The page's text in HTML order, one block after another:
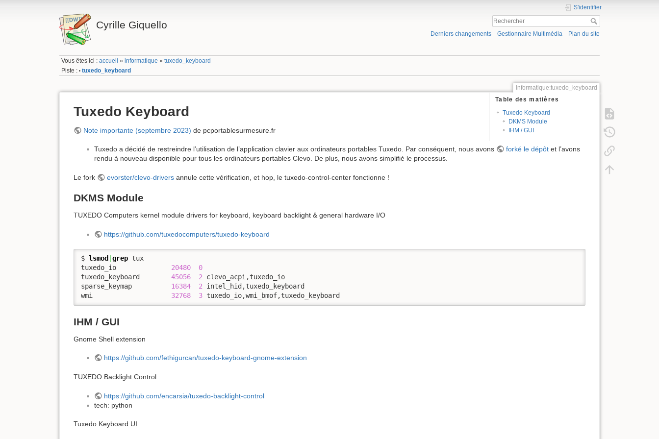
Cyrille Giquello
S'identifier
Derniers changements Gestionnaire Multimédia Plan du site
Vous êtes ici :accueil »informatique »tuxedo_keyboard
Piste : • tuxedo_keyboard
informatique:tuxedo_keyboard
Table des matières
Tuxedo Keyboard
DKMS Module
IHM / GUI
Tuxedo Keyboard
Note importante (septembre 2023) de pcportablesurmesure.fr
Tuxedo a décidé de restreindre l’utilisation de l’application clavier aux ordinateurs portables Tuxedo. Par conséquent, nous avons forké le dépôtet l’avons
rendu à nouveau disponible pour tous les ordinateurs portables Clevo. De plus, nous avons simplifié le processus.
Le fork evorster/clevo-driversannule cette vérification, et hop, le tuxedo-control-center fonctionne !
DKMS Module
TUXEDO Computers kernel module drivers for keyboard, keyboard backlight & general hardware I/O
https://github.com/tuxedocomputers/tuxedo-keyboard
$ lsmod grep tux
tuxedo_io 20480
0
tuxedo_keyboard 45056 2 clevo_acpi,tuxedo_io
sparse_keymap 16384 2 intel_hid,tuxedo_keyboard
wmi 32768 3 tuxedo_io,wmi_bmof,tuxedo_keyboard
IHM / GUI
Gnome Shell extension
https://github.com/fethigurcan/tuxedo-keyboard-gnome-extension
TUXEDO Backlight Control
https://github.com/encarsia/tuxedo-backlight-control
tech: python
Tuxedo Keyboard UI